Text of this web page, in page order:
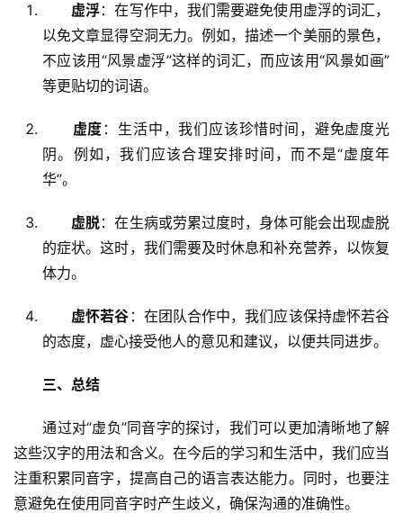
虚浮：在写作中，我们需要避免使用虚浮的词汇，
以免文章显得空洞无力。例如，描述一个美丽的景色，
不应该用“风景虚浮”这样的词汇，而应该用“风景如画”
等更贴切的词语。
虚度 ：生活中，我们应该珍惜时间，避免虚度光
阴。例如，我们应该合理安排时间，而不是“虚度年
华”。
虚脱：在生病或劳累过度时，身体可能会出现虚脱
的症状。这时，我们需要及时休息和补充营养，以恢复
体力。
虚怀若谷 ：在团队合作中，我们应该保持虚怀若谷
的态度，虚心接受他人的意见和建议，以便共同进步。
三、总结
通过对“虚负”同音字的探讨，我们可以更加清晰地了解
这些汉字的用法和含义。在今后的学习和生活中，我们应当
注重积累同音字，提高自己的语言表达能力。同时，也要注
意避免在使用同音字时产生歧义，确保沟通的准确性。